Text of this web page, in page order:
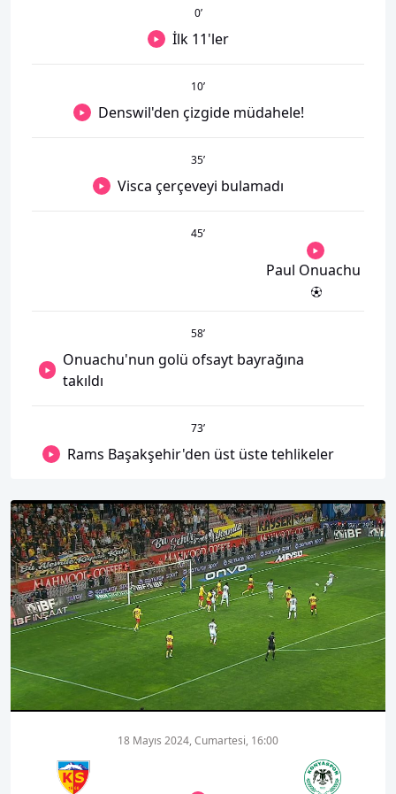
0’
İlk 11'ler
10’
Denswil'den çizgide müdahele!
35’
Visca çerçeveyi bulamadı
45’
Paul Onuachu
58’
Onuachu'nun golü ofsayt bayrağına
takıldı
73’
Rams Başakşehir'den üst üste tehlikeler
00:01 00:00
18 Mayıs 2024, Cumartesi, 16:00